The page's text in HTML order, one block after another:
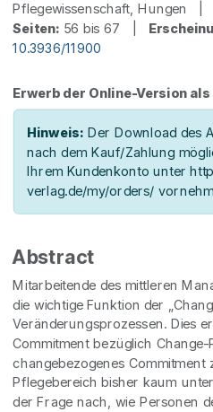
Pflegewissenschaft, Hungen |
Seiten: 56 bis 67 |
10.3936/11900
Erwerb der Online-Version als
Hinweis: Der Download des
nach dem Kauf/Zahlung
Ihrem Kundenkonto unter
verlag.de/my/orders/
Abstract
Mitarbeitende des mittleren
die wichtige Funktion der
Veränderungsprozessen. Dies
Commitment bezüglich
changebezogenes Commitment
Pflegebereich bisher kaum
der Frage nach, wie Personen